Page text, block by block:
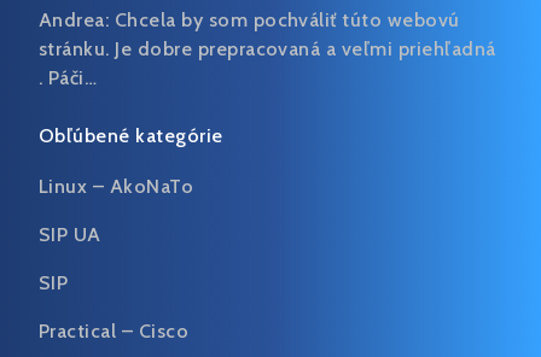
Andrea: Chcela by som pochváliť túto webovú
stránku. Je dobre prepracovaná a veľmi priehľadná
. Páči…
Obľúbené kategórie
Linux – AkoNaTo
SIP UA
SIP
Practical – Cisco